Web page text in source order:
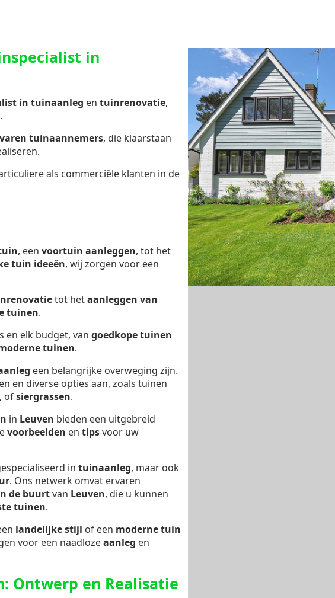
in
in tuinaanleg en tuinrenovatie,
.
tuinaannemers, die klaarstaan
als commerciële klanten in de
, een voortuin aanleggen, tot het
tuin ideeën, wij zorgen voor een
tot hetaanleggen van
tuinen.
en elk budget, van goedkope tuinen
tuinen.
een belangrijke overweging zijn.
en diverse opties aan, zoals tuinen
, ofsiergrassen.
in Leuven bieden een uitgebreid
voorbeelden en tipsvoor uw
in tuinaanleg, maar ook
. Ons netwerk omvat ervaren
de buurtvan Leuven, die u kunnen
tuinen.
landelijke stijl of een moderne tuin
voor een naadlozeaanleg en
Ontwerp en Realisatie